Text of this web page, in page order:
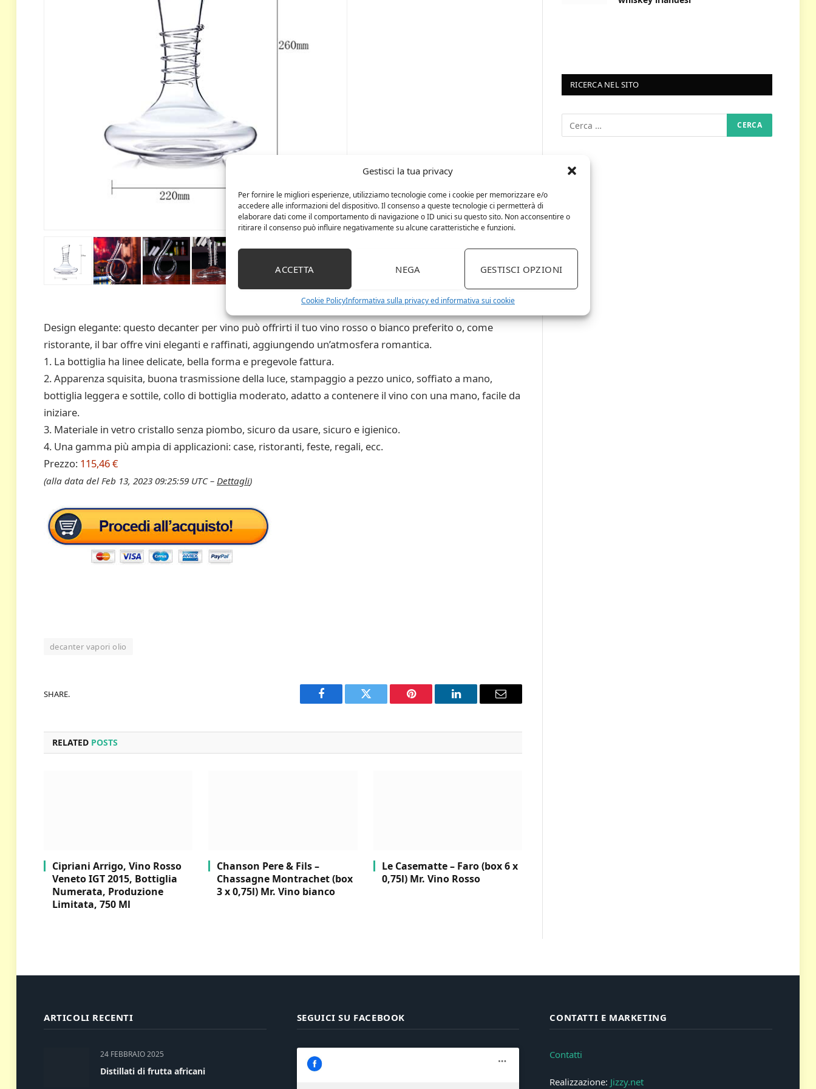
Gestisci la tua privacy
Per fornire le migliori esperienze, utilizziamo tecnologie come i cookie per memorizzare e/o
accedere alle informazioni del dispositivo. Il consenso a queste tecnologie ci permetterà di
elaborare dati come il comportamento di navigazione o ID unici su questo sito. Non acconsentire o
ritirare il consenso può influire negativamente su alcune caratteristiche e funzioni.
ACCETTA NEGA GESTISCI OPZIONI
Cookie PolicyInformativa sulla privacy ed informativa sui cookie
Design elegante: questo decanter per vino può offrirti il tuo vino rosso o bianco preferito o, come
ristorante, il bar offre vini eleganti e raffinati, aggiungendo un’atmosfera romantica.
1. La bottiglia ha linee delicate, bella forma e pregevole fattura.
2. Apparenza squisita, buona trasmissione della luce, stampaggio a pezzo unico, soffiato a mano,
bottiglia leggera e sottile, collo di bottiglia moderato, adatto a contenere il vino con una mano, facile da
iniziare.
3. Materiale in vetro cristallo senza piombo, sicuro da usare, sicuro e igienico.
4. Una gamma più ampia di applicazioni: case, ristoranti, feste, regali, ecc.
Prezzo: 115,46 €
(alla data del Feb 13, 2023 09:25:59 UTC – Dettagli)
decanter vapori olio
SHARE.
Facebook Twitter Pinterest LinkedIn Email
RELATED POSTS
Cipriani Arrigo, Vino Rosso
Veneto IGT 2015, Bottiglia
Numerata, Produzione
Limitata, 750 Ml
Chanson Pere & Fils –
Chassagne Montrachet (box
3 x 0,75l) Mr. Vino bianco
Le Casematte – Faro (box 6 x
0,75l) Mr. Vino Rosso
RICERCA NEL SITO
ARTICOLI RECENTI
24 FEBBRAIO 2025
Distillati di frutta africani
SEGUICI SU FACEBOOK CONTATTI E MARKETING
Contatti
Realizzazione: Jizzy.net